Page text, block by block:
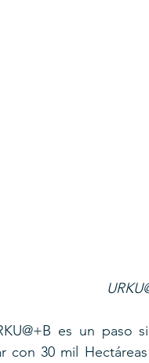
es un paso
con 30 mil